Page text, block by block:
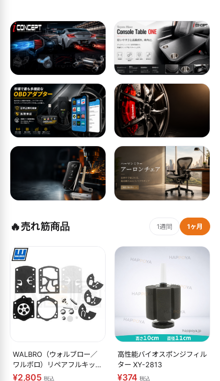
🔥売れ筋商品 1週間 1ヶ月
WALBRO（ウォルブロー／
ワルボロ）リペアフルキット
K10-WB
¥2,805 税込
高性能バイオスポンジフィル
ター XY-2813
¥374税込